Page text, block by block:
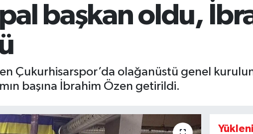
başkan oldu,
Çukurhisarspor’da olağanüstü genel
başına İbrahim Özen getirildi.